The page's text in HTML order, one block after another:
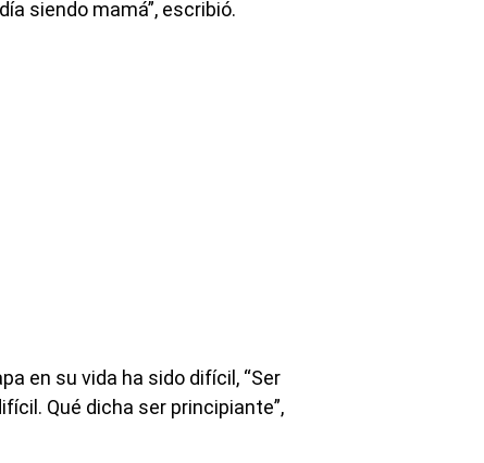
siendo mamá”, escribió.
en su vida ha sido difícil, “Ser
Qué dicha ser principiante”,